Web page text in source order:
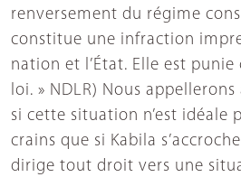
renversement du régime
constitue une infraction
nation et l’État. Elle est
loi. » NDLR) Nous
si cette situation n’est idéale
crains que si Kabila
dirige tout droit vers une